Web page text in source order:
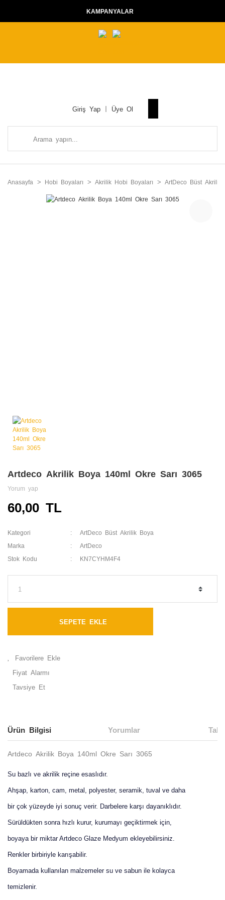
KAMPANYALAR
Giriş Yap Üye Ol
Anasayfa Hobi Boyaları Akrilik Hobi Boyaları ArtDeco Büst Akrilik
Artdeco Akrilik Boya 140ml Okre Sarı 3065
Yorum yap
60,00 TL
Kategori ArtDeco Büst Akrilik Boya
Marka ArtDeco
Stok Kodu KN7CYHM4F4
SEPETE EKLE
Fiyat Alarmı
Tavsiye Et
Ürün Bilgisi Yorumlar
Artdeco Akrilik Boya 140ml Okre Sarı 3065
Su bazlı ve akrilik reçine esaslıdır.
Ahşap, karton, cam, metal, polyester, seramik, tuval ve daha
bir çok yüzeyde iyi sonuç verir. Darbelere karşı dayanıklıdır.
Sürüldükten sonra hızlı kurur, kurumayı geçiktirmek için,
boyaya bir miktar Artdeco Glaze Medyum ekleyebilirsiniz.
Renkler birbiriyle karışabilir.
Boyamada kullanılan malzemeler su ve sabun ile kolayca
temizlenir.